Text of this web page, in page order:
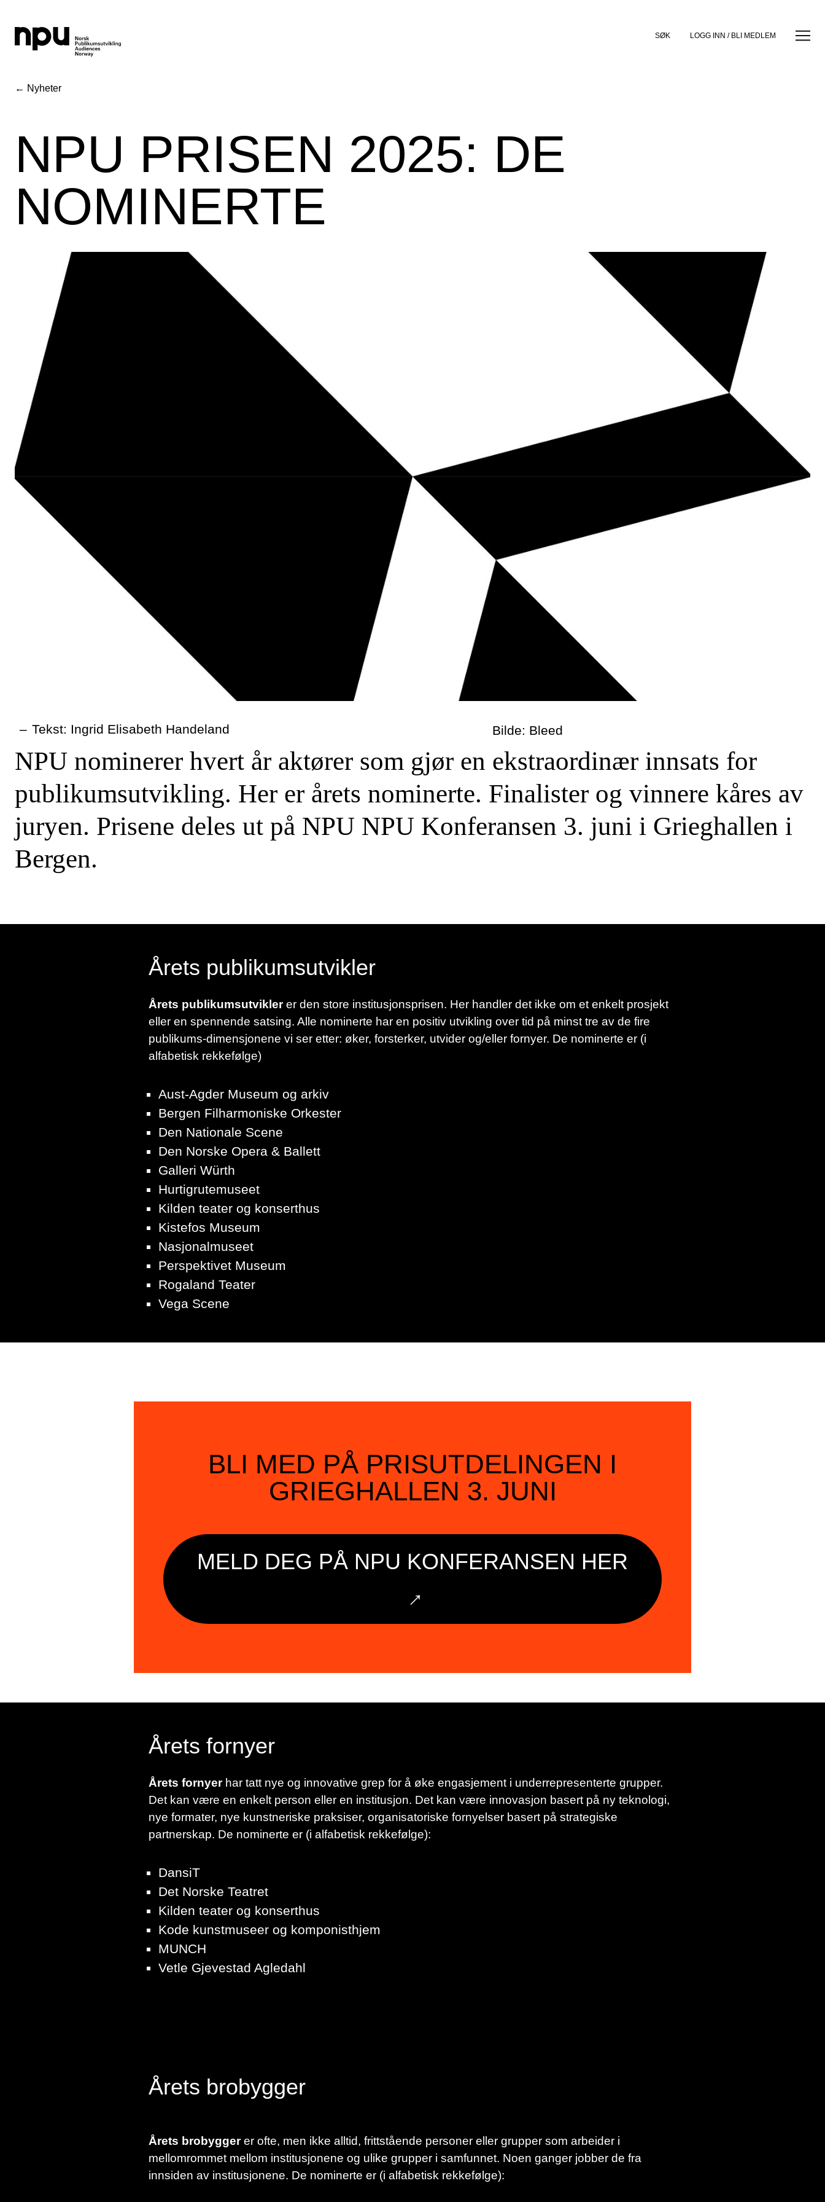
SØK LOGG INN / BLI MEDLEM
← Nyheter
NPU PRISEN 2025: DE
NOMINERTE
– Tekst: Ingrid Elisabeth Handeland Bilde: Bleed
NPU nominerer hvert år aktører som gjør en ekstraordinær innsats for
publikumsutvikling. Her er årets nominerte. Finalister og vinnere kåres av
juryen. Prisene deles ut på NPU NPU Konferansen 3. juni i Grieghallen i
Bergen.
Årets publikumsutvikler
Årets publikumsutviklerer den store institusjonsprisen. Her handler det ikke om et enkelt prosjekt
eller en spennende satsing. Alle nominerte har en positiv utvikling over tid på minst tre av de fire
publikums-dimensjonene vi ser etter: øker, forsterker, utvider og/eller fornyer. De nominerte er (i
alfabetisk rekkefølge)
Aust-Agder Museum og arkiv
Bergen Filharmoniske Orkester
Den Nationale Scene
Den Norske Opera & Ballett
Galleri Würth
Hurtigrutemuseet
Kilden teater og konserthus
Kistefos Museum
Nasjonalmuseet
Perspektivet Museum
Rogaland Teater
Vega Scene
BLI MED PÅ PRISUTDELINGEN I
GRIEGHALLEN 3. JUNI
MELD DEG PÅ NPU KONFERANSEN HER
→
Årets fornyer
Årets fornyerhar tatt nye og innovative grep for å øke engasjement i underrepresenterte grupper.
Det kan være en enkelt person eller en institusjon. Det kan være innovasjon basert på ny teknologi,
nye formater, nye kunstneriske praksiser, organisatoriske fornyelser basert på strategiske
partnerskap. De nominerte er (i alfabetisk rekkefølge):
DansiT
Det Norske Teatret
Kilden teater og konserthus
Kode kunstmuseer og komponisthjem
MUNCH
Vetle Gjevestad Agledahl
Årets brobygger
Årets brobyggerer ofte, men ikke alltid, frittstående personer eller grupper som arbeider i
mellomrommet mellom institusjonene og ulike grupper i samfunnet. Noen ganger jobber de fra
innsiden av institusjonene. De nominerte er (i alfabetisk rekkefølge):